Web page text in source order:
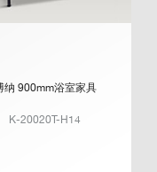
纳 900mm浴室家具
K-20020T-H14